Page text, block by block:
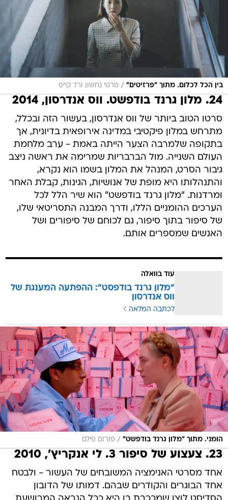
בין הכל לכלום. מתוך "פרזיטים" / סרטי נחשון ורד קייפ
24. מלון גרנד בודפשט. ווס אנדרסון, 2014
סרטו הטוב ביותר של ווס אנדרסון, בעשור הזה ובכלל,
מתרחש במלון פיקטיבי במדינה אירופאית בדיונית, אך
בתקופה שלמרבה הצער הייתה באמת - ערב מלחמת
העולם השנייה. מול הברבריות שמרימה את ראשה ניצב
גיבור הסרט, המנהל את המלון בשמו הוא נקרא,
והתנהלותו היא מופת של אנושיות, הגינות, קבלת האחר
ומרדנות. "מלון גרנד בודפשט" הוא שיר הלל לכל
הערכים ההומניים הללו, ודרך המבנה התסריטאי שלו,
של סיפור בתוך סיפור, גם לכוחם של סיפורים ושל
האנשים שמספרים אותם.
עוד בוואלה
"מלון גרנד בודפסט": ההפתעה המענגת של
ווס אנדרסון
לכתבה המלאה
הומני. מתוך "מלון גרנד בודפשט" / פורום פילם
23. צעצוע של סיפור 3. לי אנקריץ', 2010
אחד מסרטי האנימציה המשובחים של העשור - ולבטח
אחד הבוגרים והקודרים שבהם. דמותו של הדובון